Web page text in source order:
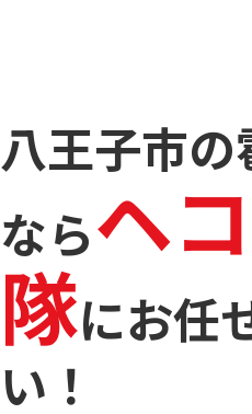
八王子市
ならヘ
隊にお任
い！